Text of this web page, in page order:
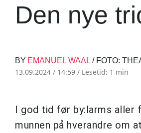
Den nye
BY EMANUEL WAAL / FOTO:
13.09.2024 / 14:59 / Lesetid: 1 min
I god tid før by:larms aller
munnen på hverandre om